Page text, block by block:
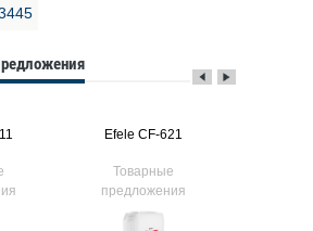
Efele CF-621
Товарные
предложения